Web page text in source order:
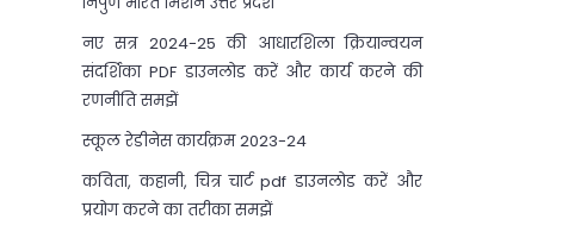
नए सत्र 2024-25 की आधारशिला क्रियान्वयन
संदर्शिका PDF डाउनलोड करें और कार्य करने की
रणनीति समझें
स्कूल रेडीनेस कार्यक्रम 2023-24
कविता, कहानी, चित्र चार्ट pdf डाउनलोड करें और
प्रयोग करने का तरीका समझें